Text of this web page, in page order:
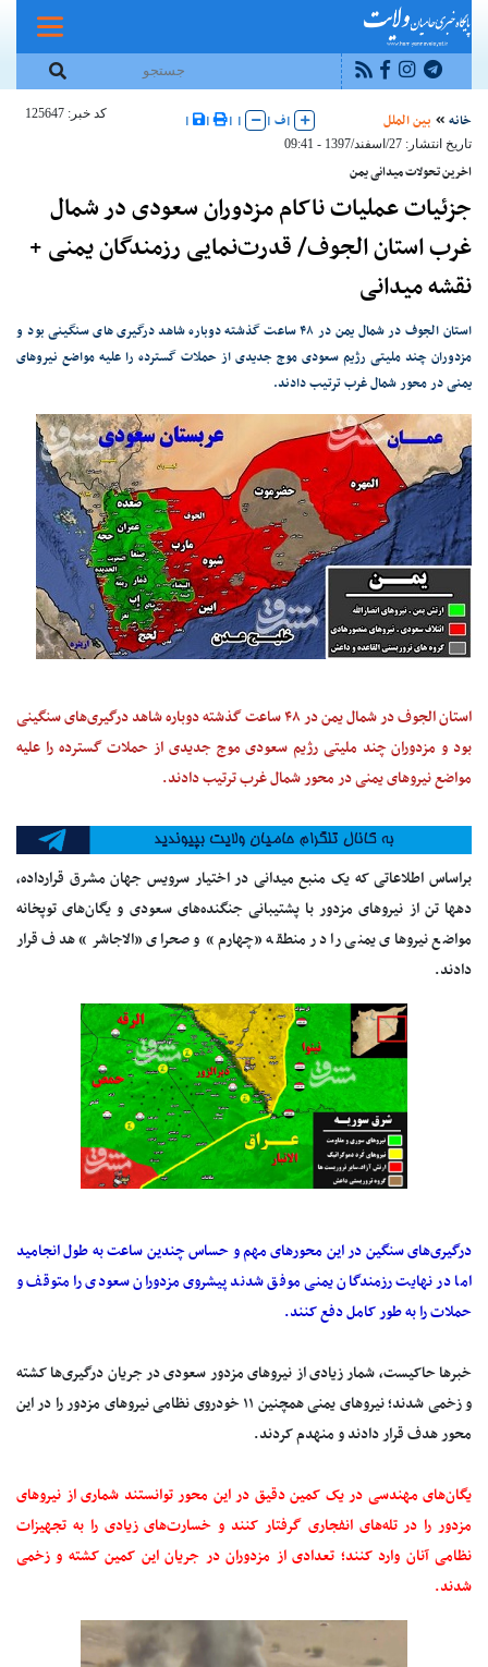
خانه بین الملل |ف |
|
|
|
|
کد خبر: 125647
تاریخ انتشار: 27/اسفند/1397 - 09:41
اخرین تحولات میدانی یمن
جزئیات عملیات ناکام مزدوران سعودی در شمال
غرب استان الجوف/ قدرت‌نمایی رزمندگان یمنی +
نقشه میدانی
استان الجوف در شمال یمن در ۴۸ ساعت گذشته دوباره شاهد درگیری های سنگینی بود و
مزدوران چند ملیتی رژیم سعودی موج جدیدی از حملات گسترده را علیه مواضع نیروهای
یمنی در محور شمال غرب ترتیب دادند.
استان الجوف در شمال یمن در ۴۸ ساعت گذشته دوباره شاهد درگیری‌های سنگینی
بود و مزدوران چند ملیتی رژیم سعودی موج جدیدی از حملات گسترده را علیه
مواضع نیروهای یمنی در محور شمال غرب ترتیب دادند.
براساس اطلاعاتی که یک منبع میدانی در اختیار سرویس جهان مشرق قرارداده،
دهها تن از نیروهای مزدور با پشتیبانی جنگنده‌های سعودی و یگان‌های توپخانه
مواضع نیروهای یمنی را در منطقه «چهارم» و صحرای «الاجاشر» هدف قرار
دادند.
درگیری‌های سنگین در این محورهای مهم و حساس چندین ساعت به طول انجامید
اما در نهایت رزمندگان یمنی موفق شدند پیشروی مزدوران سعودی را متوقف و
حملات را به طور کامل دفع کنند.
خبرها حاکیست، شمار زیادی از نیروهای مزدور سعودی در جریان درگیری‌ها کشته
و زخمی شدند؛ نیروهای یمنی همچنین ۱۱ خودروی نظامی نیروهای مزدور را در این
محور هدف قرار دادند و منهدم کردند.
یگان‌های مهندسی در یک کمین دقیق در این محور توانستند شماری از نیروهای
مزدور را در تله‌های انفجاری گرفتار کنند و خسارت‌های زیادی را به تجهیزات
نظامی آنان وارد کنند؛ تعدادی از مزدوران در جریان این کمین کشته و زخمی
شدند.